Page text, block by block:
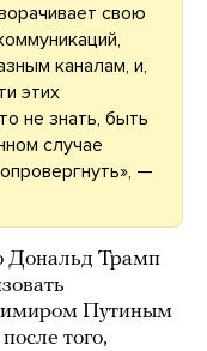
свою
каналам, и,
этих
не знать, быть
случае
—
Дональд Трамп
Путиным
того,